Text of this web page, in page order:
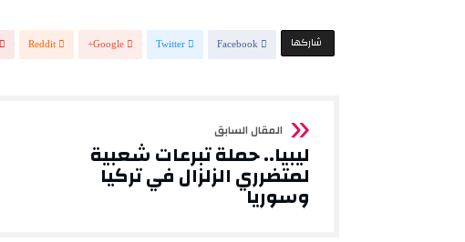
‫‫ شاركها‬ Facebook
Twitter
Google+
Reddit
ليبيا.. حملة تبرعات شعبية
لمتضرري الزلزال في تركيا
وسوريا